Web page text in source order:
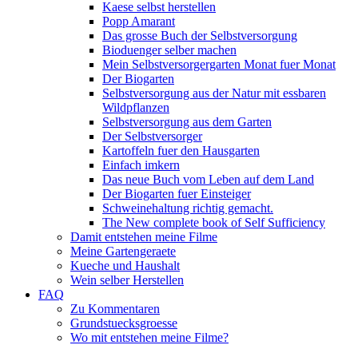
Kaese selbst herstellen
Popp Amarant
Das grosse Buch der Selbstversorgung
Bioduenger selber machen
Mein Selbstversorgergarten Monat fuer Monat
Der Biogarten
Selbstversorgung aus der Natur mit essbaren
Wildpflanzen
Selbstversorgung aus dem Garten
Der Selbstversorger
Kartoffeln fuer den Hausgarten
Einfach imkern
Das neue Buch vom Leben auf dem Land
Der Biogarten fuer Einsteiger
Schweinehaltung richtig gemacht.
The New complete book of Self Sufficiency
Damit entstehen meine Filme
Meine Gartengeraete
Kueche und Haushalt
Wein selber Herstellen
FAQ
Zu Kommentaren
Grundstuecksgroesse
Wo mit entstehen meine Filme?